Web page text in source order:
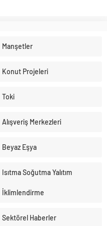
Manşetler
Konut Projeleri
Toki
Alışveriş Merkezleri
Beyaz Eşya
Isıtma Soğutma Yalıtım
İklimlendirme
Sektörel Haberler